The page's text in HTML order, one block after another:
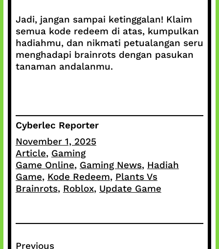
Jadi, jangan sampai ketinggalan! Klaim
semua kode redeem di atas, kumpulkan
hadiahmu, dan nikmati petualangan seru
menghadapi brainrots dengan pasukan
tanaman andalanmu.
Cyberlec Reporter
November 1, 2025
Article, Gaming
Game Online, Gaming News, Hadiah
Game, Kode Redeem, Plants Vs
Brainrots, Roblox, Update Game
Previous